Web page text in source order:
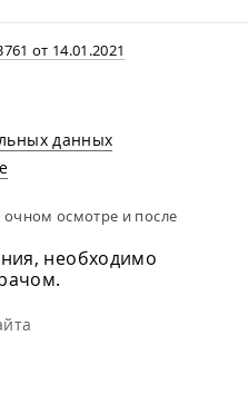
от 14.01.2021
данных
очном осмотре и после
необходимо